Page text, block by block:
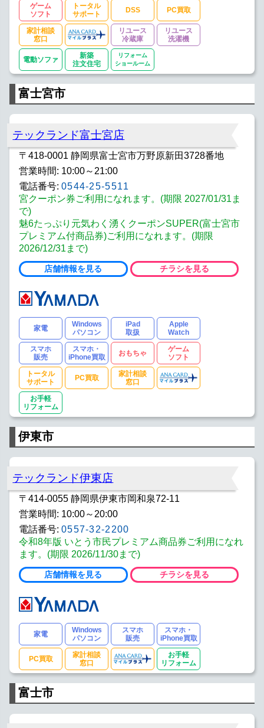
ゲーム
ソフト
トータル
サポート
DSS PC買取
家計相談
窓口
リユース
冷蔵庫
リユース
洗濯機
電動ソファ
新築
注文住宅
リフォーム
ショールーム
富士宮市
テックランド富士宮店
〒418-0001 静岡県富士宮市万野原新田3728番地
営業時間: 10:00～21:00
電話番号: 0544-25-5511
宮クーポン券ご利用になれます。(期限 2027/01/31ま
で)
魅6たっぷり元気わく湧くクーポンSUPER(富士宮市
プレミアム付商品券)ご利用になれます。(期限
2026/12/31まで)
店舗情報を見る チラシを見る
家電
Windows
パソコン
iPad
取扱
Apple
Watch
スマホ
販売
スマホ・
iPhone買取
おもちゃ
ゲーム
ソフト
トータル
サポート
PC買取
家計相談
窓口
お手軽
リフォーム
伊東市
テックランド伊東店
〒414-0055 静岡県伊東市岡和泉72-11
営業時間: 10:00～20:00
電話番号: 0557-32-2200
令和8年版 いとう市民プレミアム商品券ご利用になれ
ます。(期限 2026/11/30まで)
店舗情報を見る チラシを見る
家電
Windows
パソコン
スマホ
販売
スマホ・
iPhone買取
PC買取
家計相談
窓口
お手軽
リフォーム
富士市